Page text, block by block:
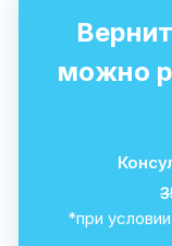
можно
*при